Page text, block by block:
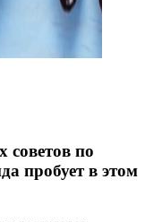
советов по
пробует в этом